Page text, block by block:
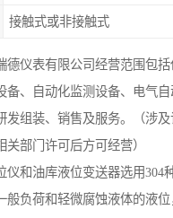
接触式或非接触式
德仪表有限公司经营范围包
备、自动化监测设备、电气
发组装、销售及服务。（涉及
关部门许可后方可经营）
仪和油库液位变送器选用304
般负荷和轻微腐蚀液体的液